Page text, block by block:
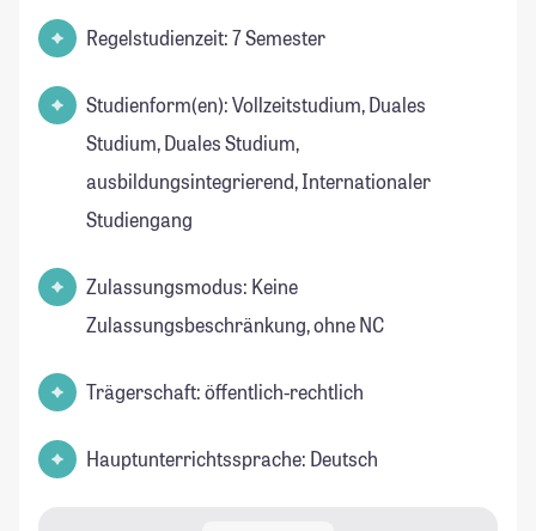
Regelstudienzeit: 7 Semester
Studienform(en): Vollzeitstudium, Duales
Studium, Duales Studium,
ausbildungsintegrierend, Internationaler
Studiengang
Zulassungsmodus: Keine
Zulassungsbeschränkung, ohne NC
Trägerschaft: öffentlich-rechtlich
Hauptunterrichtssprache: Deutsch